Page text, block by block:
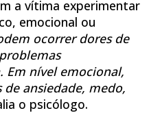
a vítima experimentar
emocional ou
ocorrer dores de
Em nível emocional,
ansiedade, medo,
o psicólogo.